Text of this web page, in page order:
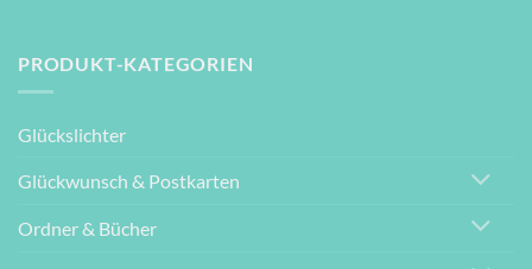
PRODUKT-KATEGORIEN
Glückslichter
Glückwunsch & Postkarten
Ordner & Bücher